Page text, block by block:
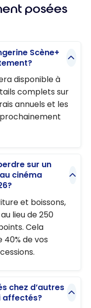
posées
Scène+
disponible à
complets sur
annuels et les
sur un
cinéma
et boissons,
lieu de 250
Cela
de vos
chez d’autres
affectés?